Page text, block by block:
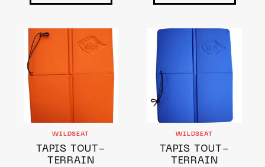
WILDSEAT
TAPIS TOUT-
TERRAIN
WILDSEAT
TAPIS TOUT-
TERRAIN